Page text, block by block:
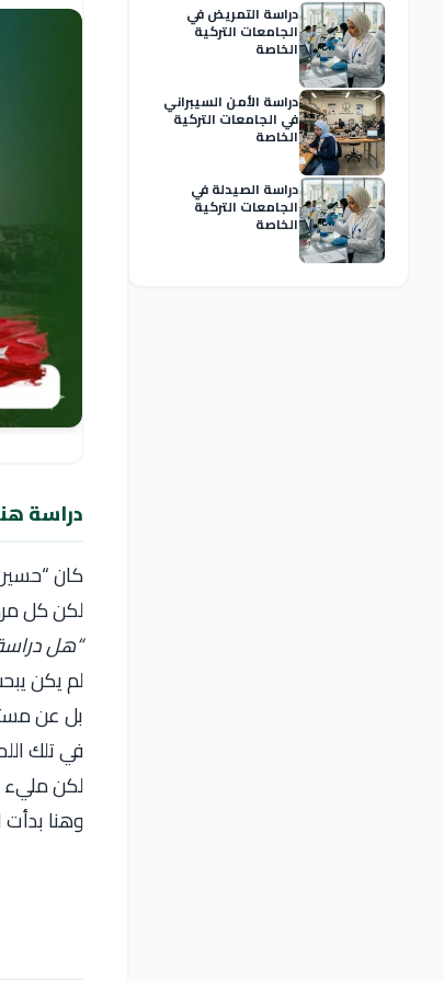
دراسة التمريض في
الجامعات التركية
الخاصة
دراسة الأمن السيبراني
في الجامعات التركية
الخاصة
دراسة الصيدلة في
الجامعات التركية
الخاصة
دراسة
كان
لكن كل
“هل
لم يكن
بل عن
في تلك
لكن مليء
وهنا بدأت